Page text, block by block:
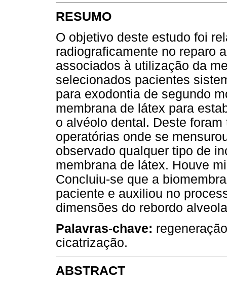
RESUMO
O objetivo deste estudo foi
radiograficamente no reparo
associados à utilização da
selecionados pacientes
para exodontia de segundo
membrana de látex para
o alvéolo dental. Deste
operatórias onde se
observado qualquer tipo de
membrana de látex. Houve
Concluiu-se que a
paciente e auxiliou no
dimensões do rebordo
Palavras-chave:
cicatrização.
ABSTRACT